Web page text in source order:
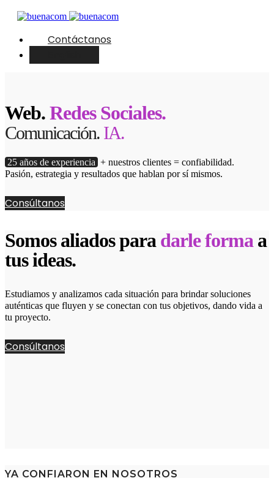
Contáctanos
Web.Redes Sociales.
Comunicación. IA.
25 años de experiencia + nuestros clientes = confiabilidad.
Pasión, estrategia y resultados que hablan por sí mismos.
Consúltanos
Somos aliados para darle forma a
tus ideas.
Estudiamos y analizamos cada situación para brindar soluciones
auténticas que fluyen y se conectan con tus objetivos, dando vida a
tu proyecto.
Consúltanos
YA CONFIARON EN NOSOTROS